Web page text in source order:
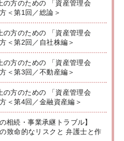
方のための 「資産管理会
＜第1回／総論＞
方のための 「資産管理会
＜第2回／自社株編＞
方のための 「資産管理会
＜第3回／不動産編＞
方のための 「資産管理会
＜第4回／金融資産編＞
相続・事業承継トラブル】
致命的なリスクと 弁護士と作